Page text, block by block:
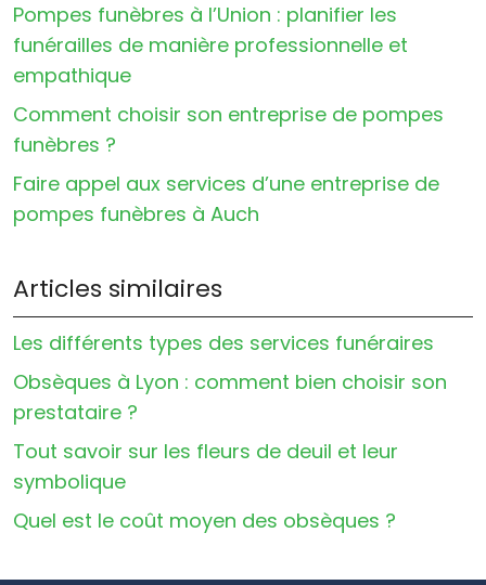
Pompes funèbres à l’Union : planifier les
funérailles de manière professionnelle et
empathique
Comment choisir son entreprise de pompes
funèbres ?
Faire appel aux services d’une entreprise de
pompes funèbres à Auch
Articles similaires
Les différents types des services funéraires
Obsèques à Lyon : comment bien choisir son
prestataire ?
Tout savoir sur les fleurs de deuil et leur
symbolique
Quel est le coût moyen des obsèques ?